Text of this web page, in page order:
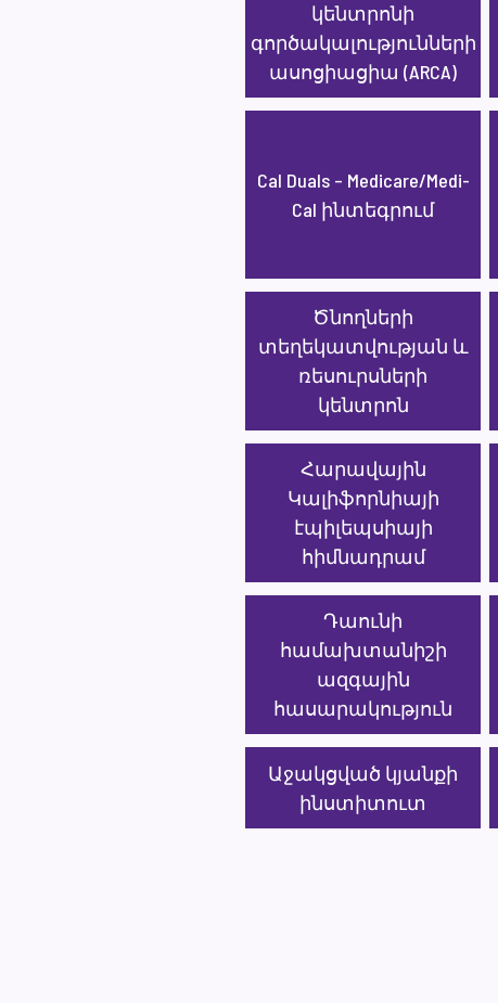
կենտրոնի
գործակալությունների
ասոցիացիա (ARCA)
Cal Duals – Medicare/Medi-
Cal ինտեգրում
Ծնողների
տեղեկատվության և
ռեսուրսների
կենտրոն
Հարավային
Կալիֆորնիայի
էպիլեպսիայի
հիմնադրամ
Դաունի
համախտանիշի
ազգային
հասարակություն
Աջակցված կյանքի
ինստիտուտ